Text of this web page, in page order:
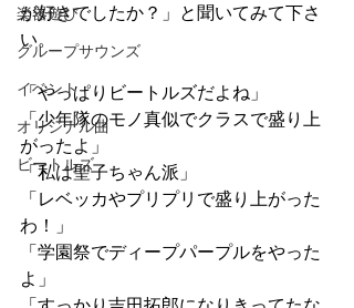
楽器遊び
グループサウンズ
イベント
オリジナル曲
ビートルズ
が好きでしたか？」と聞いてみて下さ
い。
「やっぱりビートルズだよね」
「少年隊のモノ真似でクラスで盛り上
がったよ」
「私は聖子ちゃん派」
「レベッカやプリプリで盛り上がった
わ！」
「学園祭でディープパープルをやった
よ」